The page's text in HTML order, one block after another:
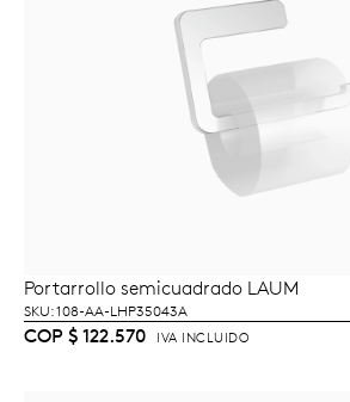
AÑADIR AL CARRITO
Portarrollo semicuadrado LAUM
SKU: 108-AA-LHP35043A
COP $ 122.570 IVA INCLUIDO